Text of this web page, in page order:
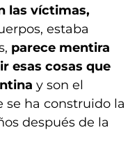
las víctimas,
estaba
parece mentira
esas cosas que
y son el
se ha construido la
después de la